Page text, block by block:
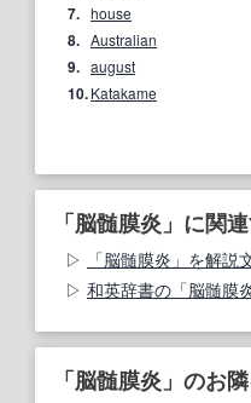
7. house
8. Australian
9. august
10.Katakame
「脳髄膜炎」に関
「脳髄膜炎」を解
和英辞書の「脳髄膜
「脳髄膜炎」のお